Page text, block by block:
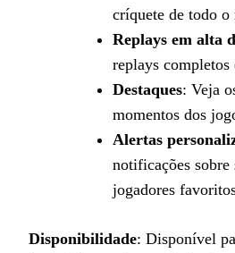
críquete de todo o
Replays em alta
replays
Destaques: Veja
momentos dos
Alertas
notificações sobre
jogadores
Disponibilidade: Disponível